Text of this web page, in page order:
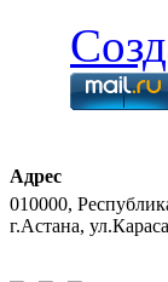
Адрес
010000,
г.Астана,